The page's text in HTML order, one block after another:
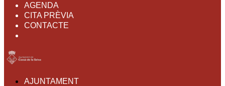
AGENDA
CITA PRÈVIA
CONTACTE
AJUNTAMENT